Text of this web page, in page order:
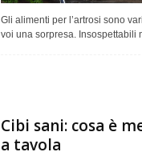
Gli alimenti per l’artrosi sono
voi una sorpresa. Insospettabili
Cibi sani: cosa è
a tavola